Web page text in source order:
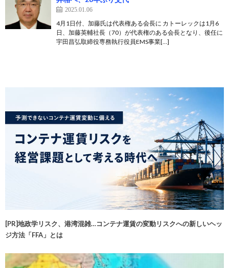
2025.01.06
4月1日付、加藤氏は代表権ある会長に カトーレックは1月6
日、加藤英輔社長（70）が代表権のある会長となり、後任に
宇田昌弘取締役専務執行役員EMS事業[…]
[PR]地政学リスク、港湾混雑…コンテナ運賃の変動リスクへの新しいヘッ
ジ方法「FFA」とは